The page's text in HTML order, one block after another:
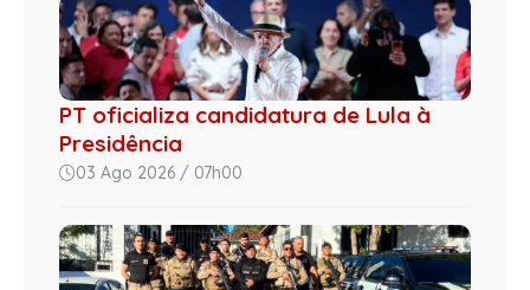
PT oficializa candidatura de Lula à
Presidência
03 Ago 2026 / 07h00